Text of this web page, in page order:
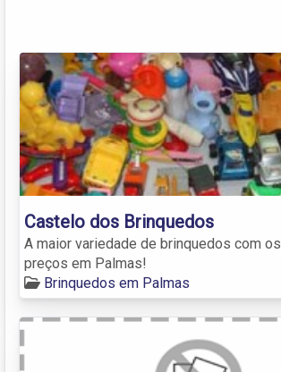
Castelo dos Brinquedos
A maior variedade de brinquedos com
preços em Palmas!
Brinquedos em Palmas